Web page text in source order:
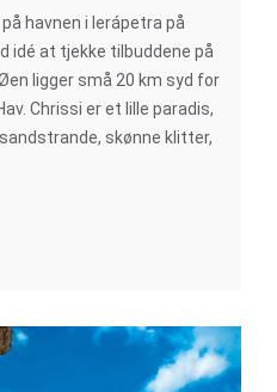
havnen i Ierápetra på
idé at tjekke tilbuddene på
ligger små 20 km syd for
Chrissi er et lille paradis,
skønne klitter,